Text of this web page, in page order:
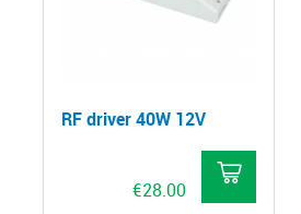
RF driver 40W 12V
€28.00